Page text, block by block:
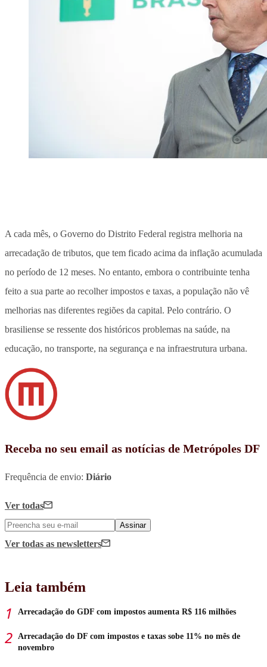
A cada mês, o Governo do Distrito Federal registra melhoria na
arrecadação de tributos, que tem ficado acima da inflação acumulada
no período de 12 meses. No entanto, embora o contribuinte tenha
feito a sua parte ao recolher impostos e taxas, a população não vê
melhorias nas diferentes regiões da capital. Pelo contrário. O
brasiliense se ressente dos históricos problemas na saúde, na
educação, no transporte, na segurança e na infraestrutura urbana.
Receba no seu email as notícias de Metrópoles DF
Frequência de envio: Diário
Ver todas
Assinar
Ver todas as newsletters
Leia também
Arrecadação do GDF com impostos aumenta R$ 116 milhões
Arrecadação do DF com impostos e taxas sobe 11% no mês de
novembro